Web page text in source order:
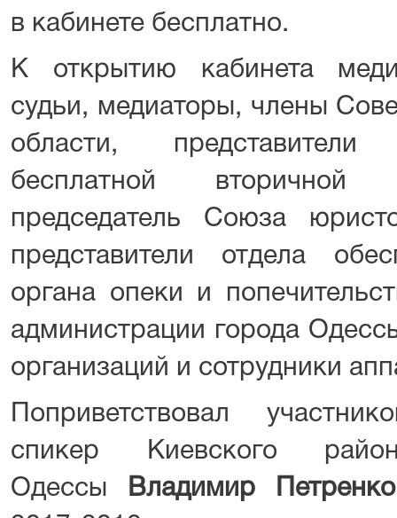
в кабинете бесплатно.
К открытию кабинета
судьи, медиаторы, члены
области,
бесплатной
председатель Союза
представители отдела
органа опеки и
администрации города
организаций и сотрудники
Поприветствовал
спикер Киевского
Одессы
Владимир Петренко